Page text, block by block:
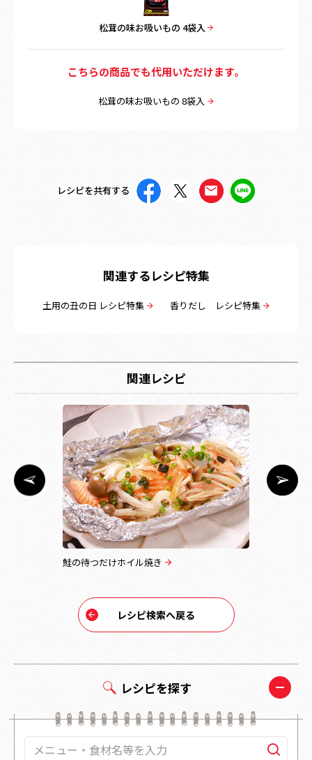
レシピを探す
松茸の味お吸いもの 4袋入
こちらの商品でも代用いただけます。
松茸の味お吸いもの 8袋入
レシピを共有する
関連するレシピ特集
土用の丑の日 レシピ特集 香りだし レシピ特集
関連レシピ
鮭の待つだけホイル焼き
レシピ検索へ戻る